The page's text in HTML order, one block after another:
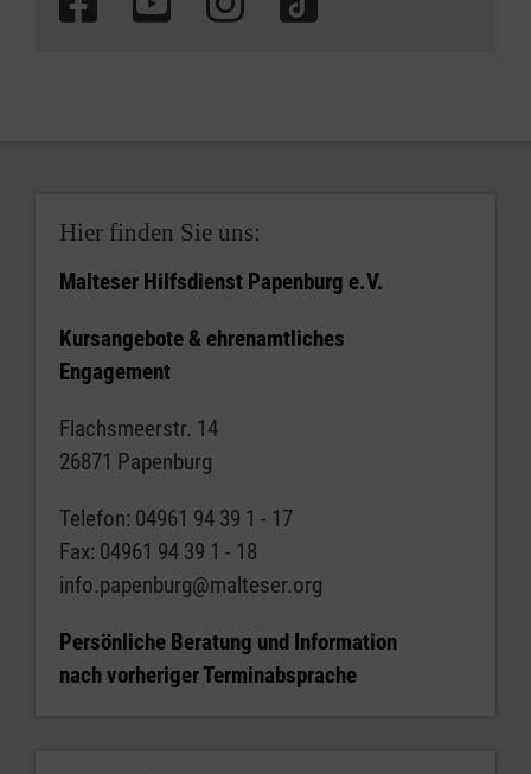
Hier finden Sie uns:
Malteser Hilfsdienst Papenburg e.V.
Kursangebote & ehrenamtliches
Engagement
Flachsmeerstr. 14
26871 Papenburg
Telefon: 04961 94 39 1 - 17
Fax: 04961 94 39 1 - 18
info.papenburg@malteser.org
Persönliche Beratung und Information
nach vorheriger Terminabsprache